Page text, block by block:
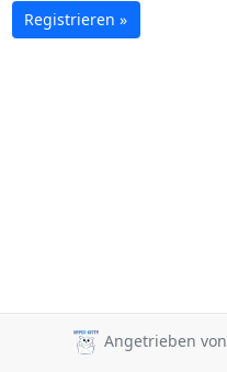
Registrieren »
Angetrieben von